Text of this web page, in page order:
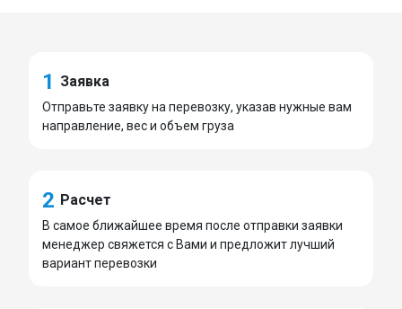
1 Заявка
Отправьте заявку на перевозку, указав нужные вам
направление, вес и объем груза
2 Расчет
В самое ближайшее время после отправки заявки
менеджер свяжется с Вами и предложит лучший
вариант перевозки